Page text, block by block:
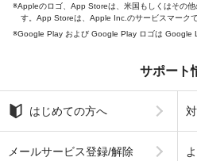
Appleのロゴ、App Storeは、米国もしくはその
す。App Storeは、Apple Inc.のサービスマークで
Google Play および Google Play ロゴは Google
サポート
はじめての方へ
メールサービス登録/解除